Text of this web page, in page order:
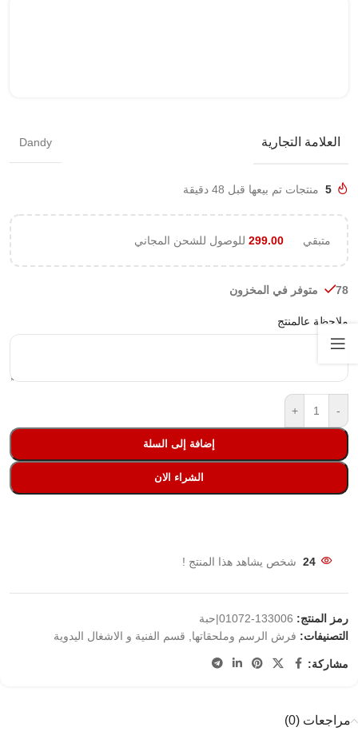
العلامة التجارية Dandy
5 منتجات تم بيعها قبل 48 دقيقة
متبقي 299.00 للوصول للشحن المجاني
78 متوفر في المخزون
ملاحظة عالمنتج
-
+
إضافة إلى السلة
الشراء الان
24 شخص يشاهد هذا المنتج !
رمز المنتج: 133006-01072|حبة
التصنيفات: فرش الرسم وملحقاتها قسم الفنية و الاشغال اليدوية
مشاركة:
مراجعات (0)